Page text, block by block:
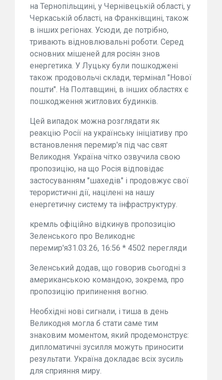
на Тернопільщині, у Чернівецькій області, у
Черкаській області, на Франківщині, також
в інших регіонах. Усюди, де потрібно,
тривають відновлювальні роботи. Серед
основних мішеней для росіян знов
енергетика. У Луцьку були пошкоджені
також продовольчі склади, термінал "Нової
пошти". На Полтавщині, в інших областях є
пошкодження житлових будинків.
Цей випадок можна розглядати як
реакцію Росії на українську ініціативу про
встановлення перемир'я під час свят
Великодня. Україна чітко озвучила свою
пропозицію, на що Росія відповідає
застосуванням "шахедів" і продовжує свої
терористичні дії, націлені на нашу
енергетичну систему та інфраструктуру.
кремль офіційно відкинув пропозицію
Зеленського про Великоднє
перемир'я31.03.26, 16:56 * 4502 перегляди
Зеленський додав, що говорив сьогодні з
американською командою, зокрема, про
пропозицію припинення вогню.
Необхідні нові сигнали, і тиша в день
Великодня могла б стати саме тим
знаковим моментом, який продемонструє:
дипломатичні зусилля можуть приносити
результати. Україна докладає всіх зусиль
для сприяння миру.